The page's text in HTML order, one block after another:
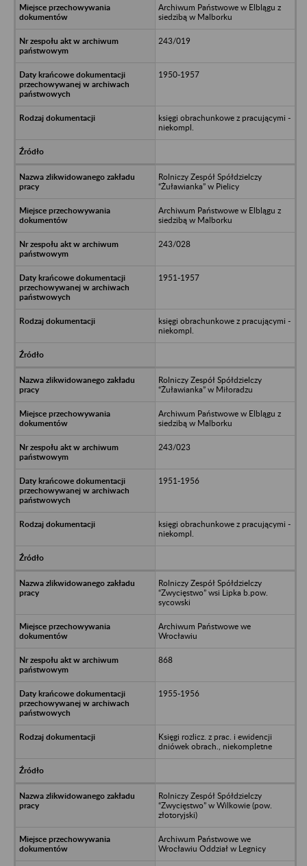
Archiwum Państwowe w Elblągu z
siedzibą w Malborku
243/019
1950-1957
księgi obrachunkowe z pracującymi -
niekompl.
Rolniczy Zespół Spółdzielczy
“Żuławianka” w Pielicy
Archiwum Państwowe w Elblągu z
siedzibą w Malborku
243/028
1951-1957
księgi obrachunkowe z pracującymi -
niekompl.
Rolniczy Zespół Spółdzielczy
“Żuławianka” w Miłoradzu
Archiwum Państwowe w Elblągu z
siedzibą w Malborku
243/023
1951-1956
księgi obrachunkowe z pracującymi -
niekompl.
Rolniczy Zespół Spółdzielczy
“Zwycięstwo” wsi Lipka b.pow.
sycowski
Archiwum Państwowe we
Wrocławiu
868
1955-1956
Księgi rozlicz. z prac. i ewidencji
dniówek obrach., niekompletne
Rolniczy Zespół Spółdzielczy
“Zwycięstwo” w Wilkowie (pow.
złotoryjski)
Archiwum Państwowe we
Wrocławiu Oddział w Legnicy